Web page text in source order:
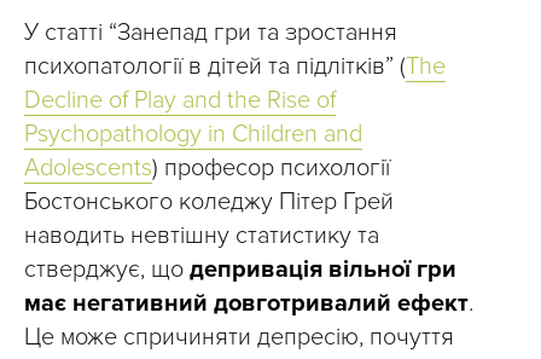
У статті “Занепад гри та зростання
психопатології в дітей та підлітків” (The
Decline of Play and the Rise of
Psychopathology in Children and
Adolescents) професор психології
Бостонського коледжу Пітер Грей
наводить невтішну статистику та
стверджує, що депривація вільної гри
має негативний довготривалий ефект.
Це може спричиняти депресію, почуття